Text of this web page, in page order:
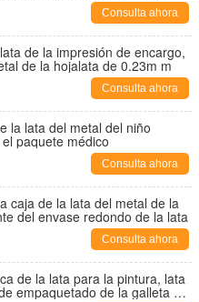
Consulta ahora
de la impresión de encargo,
de la hojalata de 0.23m m
Consulta ahora
la lata del metal del niño
paquete médico
Consulta ahora
caja de la lata del metal de la
del envase redondo de la lata
Consulta ahora
de la lata para la pintura, lata
empaquetado de la galleta del